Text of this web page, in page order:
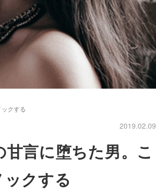
クする
2019.02.09
言に堕ちた男。こ
クする